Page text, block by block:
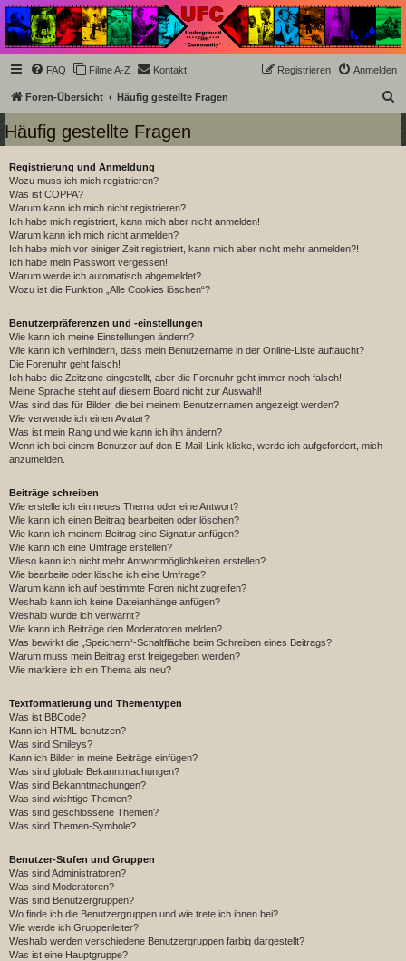
Underground Film
Community
Die Underground Film Community ist ein deutschsprachiges Filmforum und ein Paradies
für Cineasten und Filmsüchtige jenseits des Mainstreams.
FAQ Filme A-Z Kontakt Anmelden
Registrieren
Foren-Übersicht Häufig gestellte Fragen
Häufig gestellte Fragen
Registrierung und Anmeldung
Wozu muss ich mich registrieren?
Was ist COPPA?
Warum kann ich mich nicht registrieren?
Ich habe mich registriert, kann mich aber nicht anmelden!
Warum kann ich mich nicht anmelden?
Ich habe mich vor einiger Zeit registriert, kann mich aber nicht mehr anmelden?!
Ich habe mein Passwort vergessen!
Warum werde ich automatisch abgemeldet?
Wozu ist die Funktion „Alle Cookies löschen“?
Benutzerpräferenzen und -einstellungen
Wie kann ich meine Einstellungen ändern?
Wie kann ich verhindern, dass mein Benutzername in der Online-Liste auftaucht?
Die Forenuhr geht falsch!
Ich habe die Zeitzone eingestellt, aber die Forenuhr geht immer noch falsch!
Meine Sprache steht auf diesem Board nicht zur Auswahl!
Was sind das für Bilder, die bei meinem Benutzernamen angezeigt werden?
Wie verwende ich einen Avatar?
Was ist mein Rang und wie kann ich ihn ändern?
Wenn ich bei einem Benutzer auf den E-Mail-Link klicke, werde ich aufgefordert, mich
anzumelden.
Beiträge schreiben
Wie erstelle ich ein neues Thema oder eine Antwort?
Wie kann ich einen Beitrag bearbeiten oder löschen?
Wie kann ich meinem Beitrag eine Signatur anfügen?
Wie kann ich eine Umfrage erstellen?
Wieso kann ich nicht mehr Antwortmöglichkeiten erstellen?
Wie bearbeite oder lösche ich eine Umfrage?
Warum kann ich auf bestimmte Foren nicht zugreifen?
Weshalb kann ich keine Dateianhänge anfügen?
Weshalb wurde ich verwarnt?
Wie kann ich Beiträge den Moderatoren melden?
Was bewirkt die „Speichern“-Schaltfläche beim Schreiben eines Beitrags?
Warum muss mein Beitrag erst freigegeben werden?
Wie markiere ich ein Thema als neu?
Textformatierung und Thementypen
Was ist BBCode?
Kann ich HTML benutzen?
Was sind Smileys?
Kann ich Bilder in meine Beiträge einfügen?
Was sind globale Bekanntmachungen?
Was sind Bekanntmachungen?
Was sind wichtige Themen?
Was sind geschlossene Themen?
Was sind Themen-Symbole?
Benutzer-Stufen und Gruppen
Was sind Administratoren?
Was sind Moderatoren?
Was sind Benutzergruppen?
Wo finde ich die Benutzergruppen und wie trete ich ihnen bei?
Wie werde ich Gruppenleiter?
Weshalb werden verschiedene Benutzergruppen farbig dargestellt?
Was ist eine Hauptgruppe?